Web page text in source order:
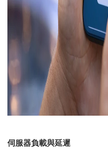
伺服器負載與延遲